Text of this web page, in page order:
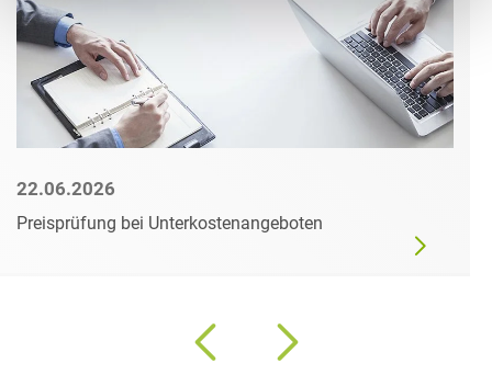
22.06.2026
Preisprüfung bei Unterkostenangeboten